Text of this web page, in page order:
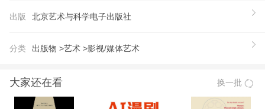
出版 北京艺术与科学电子出版社
分类 出版物 >艺术 >影视/媒体艺术
大家还在看 换一批